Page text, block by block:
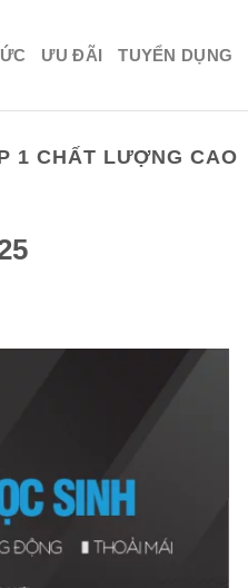
ƯU ĐÃI TUYỂN DỤNG
1 CHẤT LƯỢNG CAO